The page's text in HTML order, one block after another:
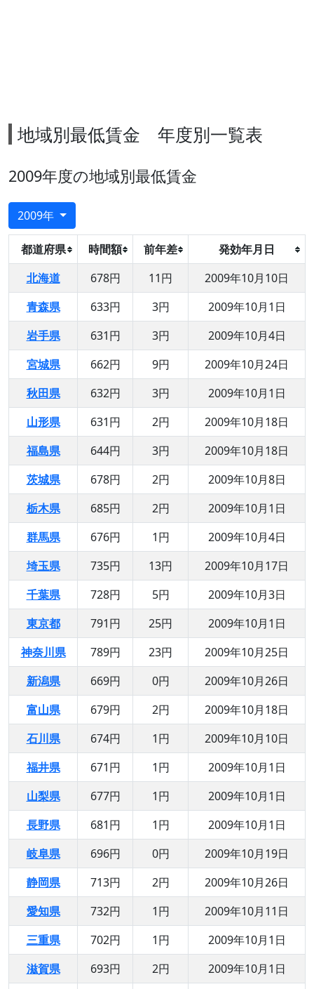
地域別最低賃金 年度別一覧表
2009年度の地域別最低賃金
2009年
都道府県 時間額 前年差
発効年月日
北海道
678円 11円
2009年10月10日
青森県
633円 3円
2009年10月1日
岩手県
631円 3円
2009年10月4日
宮城県
662円 9円
2009年10月24日
秋田県
632円 3円
2009年10月1日
山形県
631円 2円
2009年10月18日
福島県
644円 3円
2009年10月18日
茨城県
678円 2円
2009年10月8日
栃木県
685円 2円
2009年10月1日
群馬県
676円 1円
2009年10月4日
埼玉県
735円 13円
2009年10月17日
千葉県
728円 5円
2009年10月3日
東京都
791円 25円
2009年10月1日
神奈川県
789円 23円
2009年10月25日
新潟県
669円 0円
2009年10月26日
富山県
679円 2円
2009年10月18日
石川県
674円 1円
2009年10月10日
福井県
671円 1円
2009年10月1日
山梨県
677円 1円
2009年10月1日
長野県
681円 1円
2009年10月1日
岐阜県
696円 0円
2009年10月19日
静岡県
713円 2円
2009年10月26日
愛知県
732円 1円
2009年10月11日
三重県
702円 1円
2009年10月1日
滋賀県
693円 2円
2009年10月1日